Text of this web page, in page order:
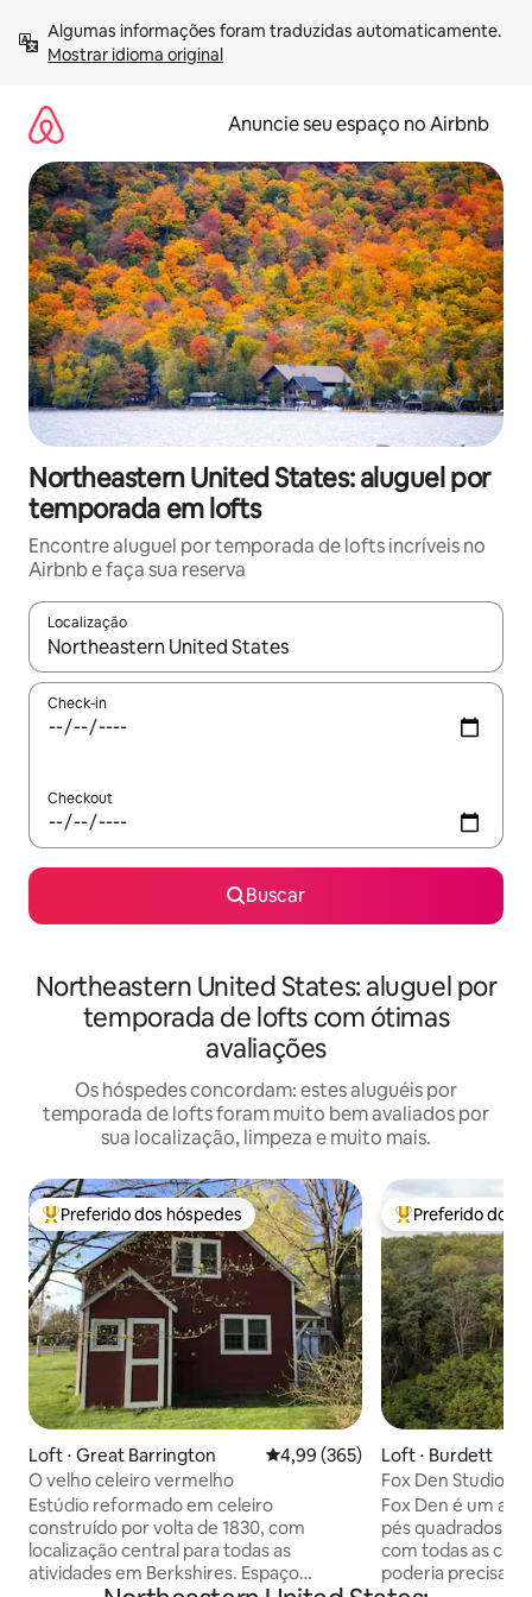
para
Mostrar idioma original
Anuncie seu espaço no Airbnb
Northeastern United States: aluguel por
temporada em lofts
Encontre aluguel por temporada de lofts incríveis no
Airbnb e faça sua reserva
Localização
Quando os resultados estiverem disponíveis, explore-os
Check-in
Checkout
Buscar
Northeastern United States: aluguel por
temporada de lofts com ótimas
avaliações
Os hóspedes concordam: estes aluguéis por
temporada de lofts foram muito bem avaliados por
sua localização, limpeza e muito mais.
Entre os melhores preferidos dos hóspedes
Preferido dos hóspedes
Loft ⋅ Great Barrington 4,99 de uma avaliação média de
4,99 (365)
O velho celeiro vermelho
Estúdio reformado em celeiro
construído por volta de 1830, com
localização central para todas as
atividades em Berkshires. Espaço
Entre os
Preferido dos
Loft ⋅ Burdett
Fox Den Studio,
localização,
Fox Den é um
pés quadrados
com todas as
poderia precisar. Coma fora ou cozinhe